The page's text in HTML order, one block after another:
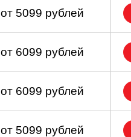
от 5099 рублей
от 6099 рублей
от 6099 рублей
от 5099 рублей